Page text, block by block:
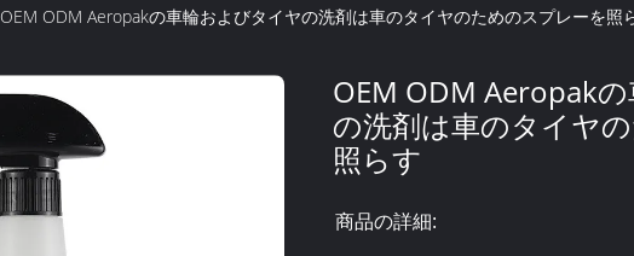
OEM ODM Aeropakの車輪およびタイヤの洗剤は車のタイヤのためのスプレーを照
OEM ODM Aeropak
の洗剤は車のタイヤ
照らす
商品の詳細: